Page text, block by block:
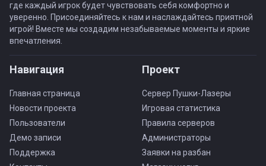
где каждый игрок будет чувствовать себя комфортно и
уверенно. Присоединяйтесь к нам и наслаждайтесь приятной
игрой! Вместе мы создадим незабываемые моменты и яркие
впечатления.
Навигация
Главная страница
Новости проекта
Пользователи
Демо записи
Поддержка
Проект
Сервер Пушки-Лазеры
Игровая статистика
Правила серверов
Администраторы
Заявки на разбан